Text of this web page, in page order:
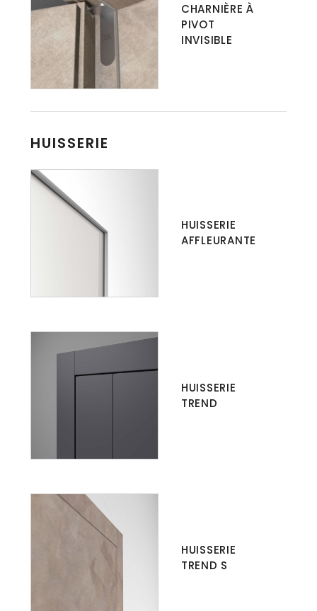
CHARNIÈRE À
PIVOT
INVISIBLE
HUISSERIE
HUISSERIE
AFFLEURANTE
HUISSERIE
TREND
HUISSERIE
TREND S